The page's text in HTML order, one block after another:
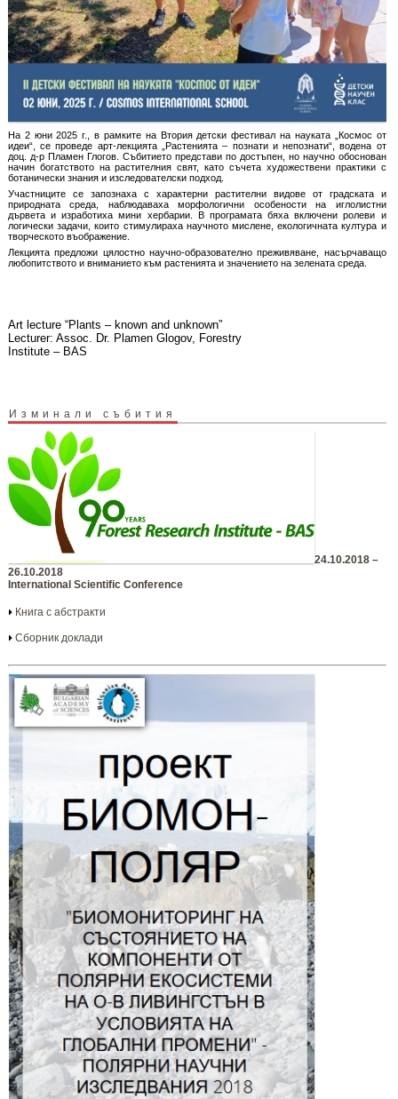
На 2 юни 2025 г., в рамките на Втория детски фестивал на науката „Космос от
идеи“, се проведе арт-лекцията „Растенията – познати и непознати“, водена от
доц. д-р Пламен Глогов. Събитието представи по достъпен, но научно обоснован
начин богатството на растителния свят, като съчета художествени практики с
ботанически знания и изследователски подход.
Участниците се запознаха с характерни растителни видове от градската и
природната среда, наблюдаваха морфологични особености на иглолистни
дървета и изработиха мини хербарии. В програмата бяха включени ролеви и
логически задачи, които стимулираха научното мислене, екологичната култура и
творческото въображение.
Лекцията предложи цялостно научно-образователно преживяване, насърчаващо
любопитството и вниманието към растенията и значението на зелената среда.
Art lecture “Plants – known and unknown”
Lecturer: Assoc. Dr. Plamen Glogov, Forestry
Institute – BAS
Изминали събития
24.10.2018 –
26.10.2018
International Scientific Conference
Книга с абстракти
Сборник доклади